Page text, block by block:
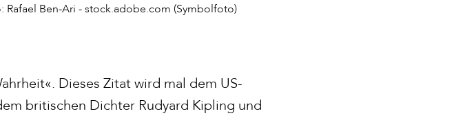
Ben-Ari - stock.adobe.com (Symbolfoto)
Dieses Zitat wird mal dem US-
britischen Dichter Rudyard Kipling und